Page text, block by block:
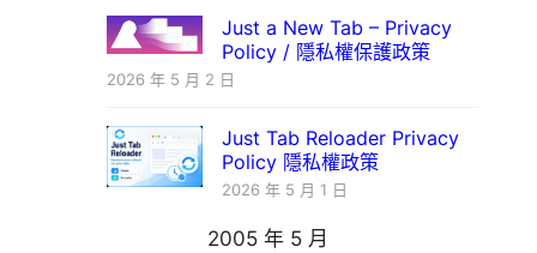
Just a New Tab – Privacy
Policy / 隱私權保護政策
2026 年 5 月 2 日
Just Tab Reloader Privacy
Policy 隱私權政策
2026 年 5 月 1 日
2005 年 5 月